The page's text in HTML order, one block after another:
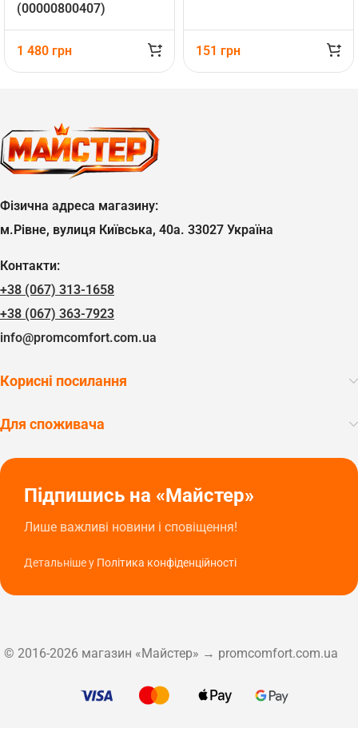
(00000800407)
1 480 грн 151 грн
Фізична адреса магазину:
м.Рівне, вулиця Київська, 40а. 33027 Україна
Контакти:
+38 (067) 313-1658
+38 (067) 363-7923
info@promcomfort.com.ua
Корисні посилання
Для споживача
Підпишись на «Майстер»
Лише важливі новини і сповіщення!
Детальніше у Політика конфіденційності
© 2016-2026 магазин «Майстер» → promcomfort.com.ua